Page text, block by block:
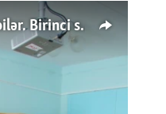
50 min müəllim işini itirə bilər. Birinci sinfə gedənlər azalır